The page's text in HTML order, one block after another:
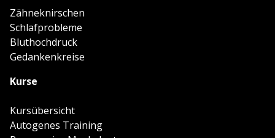
Zähneknirschen
Schlafprobleme
Bluthochdruck
Gedankenkreise
Kurse
Kursübersicht
Autogenes Training